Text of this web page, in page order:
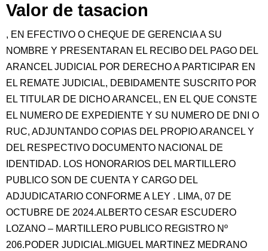
Valor de tasacion
, EN EFECTIVO O CHEQUE DE GERENCIA A SU
NOMBRE Y PRESENTARAN EL RECIBO DEL PAGO DEL
ARANCEL JUDICIAL POR DERECHO A PARTICIPAR EN
EL REMATE JUDICIAL, DEBIDAMENTE SUSCRITO POR
EL TITULAR DE DICHO ARANCEL, EN EL QUE CONSTE
EL NUMERO DE EXPEDIENTE Y SU NUMERO DE DNI O
RUC, ADJUNTANDO COPIAS DEL PROPIO ARANCEL Y
DEL RESPECTIVO DOCUMENTO NACIONAL DE
IDENTIDAD. LOS HONORARIOS DEL MARTILLERO
PUBLICO SON DE CUENTA Y CARGO DEL
ADJUDICATARIO CONFORME A LEY . LIMA, 07 DE
OCTUBRE DE 2024.ALBERTO CESAR ESCUDERO
LOZANO – MARTILLERO PUBLICO REGISTRO Nº
206.PODER JUDICIAL.MIGUEL MARTINEZ MEDRANO